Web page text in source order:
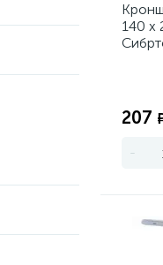
140 х
207
-